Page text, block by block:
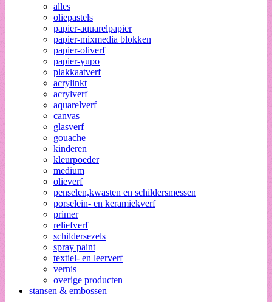
alles
oliepastels
papier-aquarelpapier
papier-mixmedia blokken
papier-oliverf
papier-yupo
plakkaatverf
acrylinkt
acrylverf
aquarelverf
canvas
glasverf
gouache
kinderen
kleurpoeder
medium
olieverf
penselen,kwasten en schildersmessen
porselein- en keramiekverf
primer
reliefverf
schildersezels
spray paint
textiel- en leerverf
vernis
overige producten
stansen & embossen